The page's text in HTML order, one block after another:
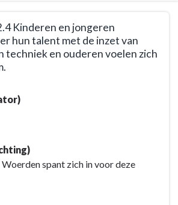
Kinderen en jongeren
hun talent met de inzet van
techniek en ouderen voelen zich
spant zich in voor deze